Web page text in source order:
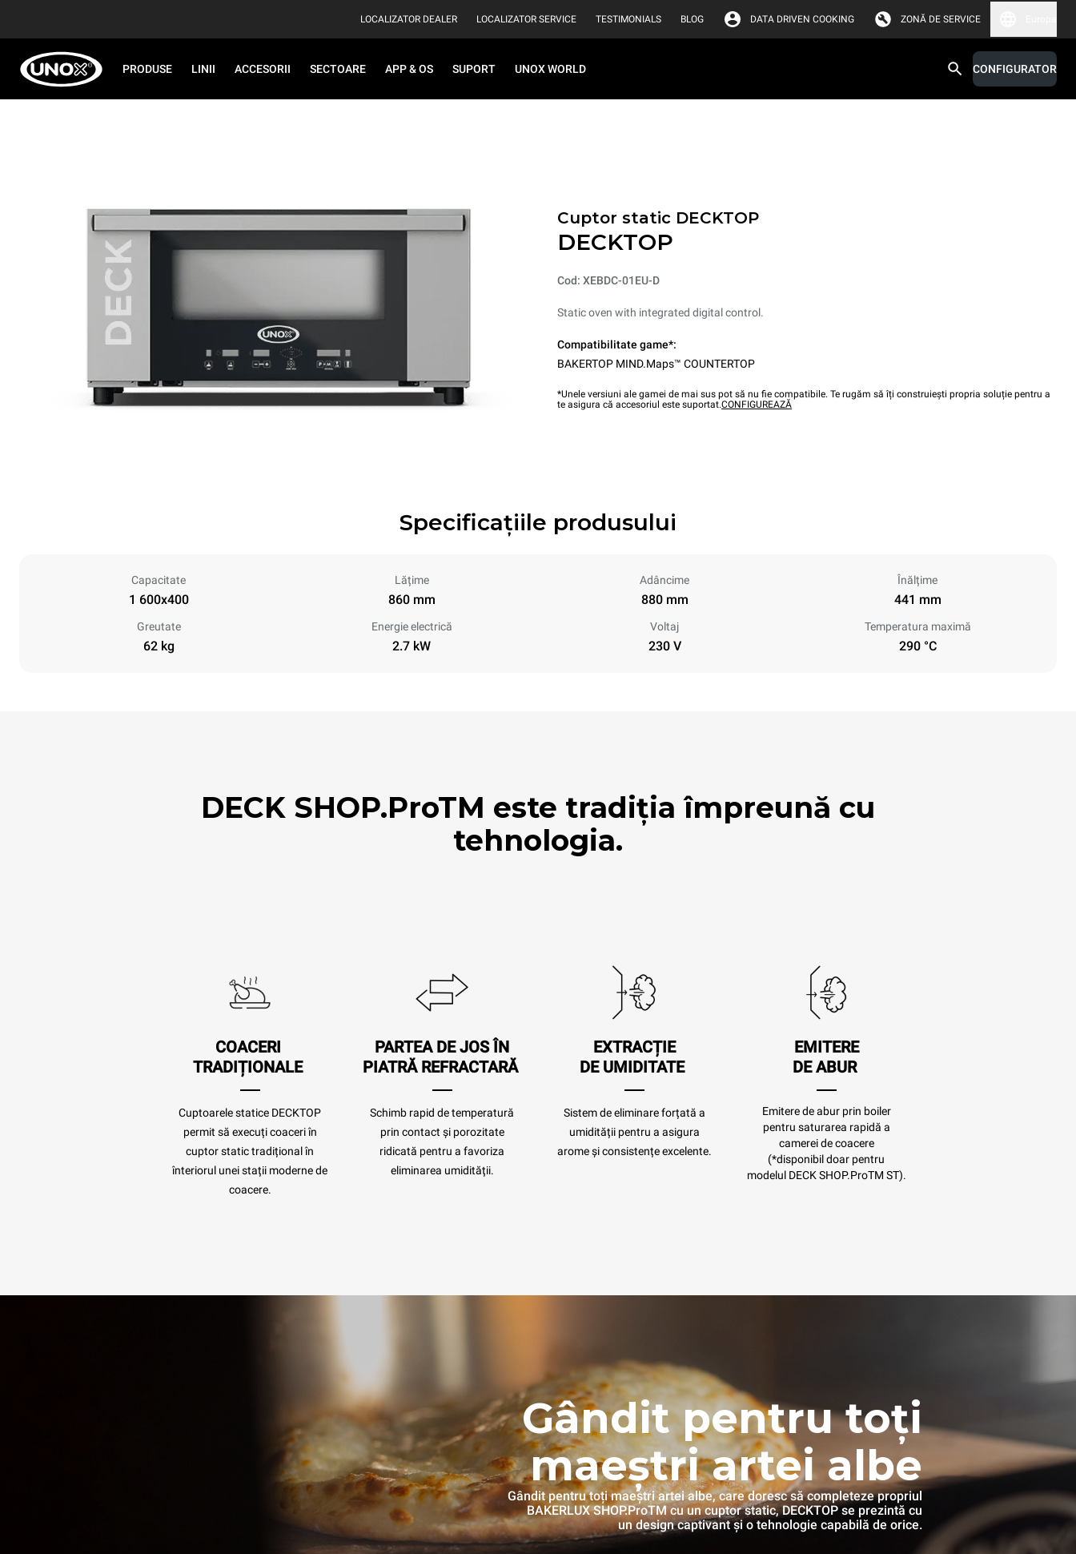
LOCALIZATOR DEALER LOCALIZATOR SERVICE TESTIMONIALS BLOG DATA DRIVEN COOKING ZONĂ DE SERVICE
PRODUSE LINII ACCESORII SECTOARE APP & OS SUPORT UNOX WORLD CONFIGURATOR
Cuptor static DECKTOP
DECKTOP
Cod: XEBDC-01EU-D
Static oven with integrated digital control.
Compatibilitate game*:
BAKERTOP MIND.Maps™ COUNTERTOP
*Unele versiuni ale gamei de mai sus pot să nu fie compatibile. Te rugăm să îți construiești propria soluție pentru a
te asigura că accesoriul este suportat.CONFIGUREAZĂ
Specificațiile produsului
Capacitate
1 600x400
Lățime
860 mm
Adâncime
880 mm
Înălțime
441 mm
Greutate
62 kg
Energie electrică
2.7 kW
Voltaj
230 V
Temperatura maximă
290 °C
DECK SHOP.ProTM este tradiția împreună cu
tehnologia.
COACERI
TRADIȚIONALE
Cuptoarele statice DECKTOP
permit să execuți coaceri în
cuptor static tradițional în
înteriorul unei stații moderne de
coacere.
PARTEA DE JOS ÎN
PIATRĂ REFRACTARĂ
Schimb rapid de temperatură
prin contact și porozitate
ridicată pentru a favoriza
eliminarea umidității.
EXTRACȚIE
DE UMIDITATE
Sistem de eliminare forțată a
umidității pentru a asigura
arome și consistențe excelente.
EMITERE
DE ABUR
Emitere de abur prin boiler
pentru saturarea rapidă a
camerei de coacere
(*disponibil doar pentru
modelul DECK SHOP.ProTM ST).
Gândit pentru toți
maeștri artei albe
Gândit pentru toți maeștri artei albe, care doresc să completeze propriul
BAKERLUX SHOP.ProTM cu un cuptor static, DECKTOP se prezintă cu
un design captivant și o tehnologie capabilă de orice.